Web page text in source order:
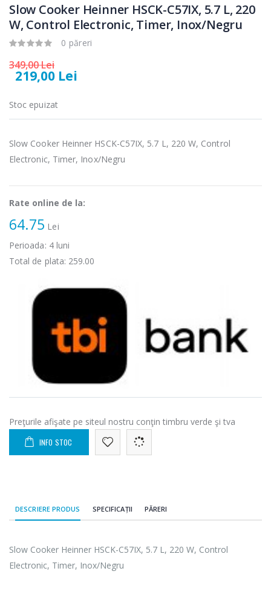
Slow Cooker Heinner HSCK-C57IX, 5.7 L, 220
W, Control Electronic, Timer, Inox/Negru
0 păreri
349,00 Lei
219,00 Lei
Stoc epuizat
Slow Cooker Heinner HSCK-C57IX, 5.7 L, 220 W, Control
Electronic, Timer, Inox/Negru
Rate online de la:
64.75 Lei
Perioada: 4luni
Total de plata: 259.00
Preţurile afişate pe siteul nostru conţin timbru verde şi tva
INFO STOC
DESCRIERE PRODUS SPECIFICAȚII PĂRERI
Slow Cooker Heinner HSCK-C57IX, 5.7 L, 220 W, Control
Electronic, Timer, Inox/Negru
-15%
Cuptor cu
microunde
289,00 Lei
Cuptor cu
microunde
automat
799,00 Lei
carne Bosch ...
549,00 Lei
carne